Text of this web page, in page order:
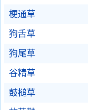
梗通草
狗舌草
狗尾草
谷精草
鼓槌草